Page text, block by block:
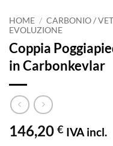
HOME / CARBONIO /
EVOLUZIONE
Coppia
in Carbonkevlar
146,20 € IVA incl.